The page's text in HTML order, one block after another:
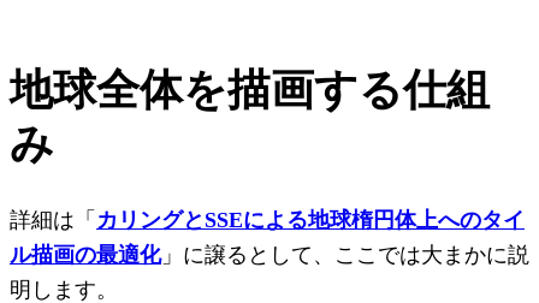
地球全体を描画する仕組
み
詳細は「 カリングとSSEによる地球楕円体上へのタイ
ル描画の最適化」に譲るとして、ここでは大まかに説
明します。